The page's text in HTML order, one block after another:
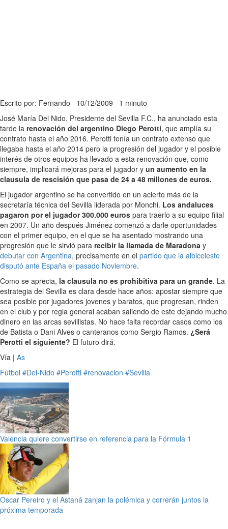
Escrito por: Fernando 10/12/2009 1 minuto
José María Del Nido, Presidente del Sevilla F.C., ha anunciado esta
tarde la renovación del argentino Diego Perotti, que amplía su
contrato hasta el año 2016. Perotti tenía un contrato extenso que
llegaba hasta el año 2014 pero la progresión del jugador y el posible
interés de otros equipos ha llevado a esta renovación que, como
siempre, implicará mejoras para el jugador y un aumento en la
clausula de rescisión que pasa de 24 a 48 millones de euros.
El jugador argentino se ha convertido en un acierto más de la
secretaría técnica del Sevilla liderada por Monchi. Los andaluces
pagaron por el jugador 300.000 euros para traerlo a su equipo filial
en 2007. Un año después Jiménez comenzó a darle oportunidades
con el primer equipo, en el que se ha asentado mostrando una
progresión que le sirvió para recibir la llamada de Maradona y
debutar con Argentina, precisamente en el partido que la albiceleste
disputó ante España el pasado Noviembre.
Como se aprecia, la clausula no es prohibitiva para un grande. La
estrategia del Sevilla es clara desde hace años: apostar siempre que
sea posible por jugadores jovenes y baratos, que progresan, rinden
en el club y por regla general acaban saliendo de este dejando mucho
dinero en las arcas sevillistas. No hace falta recordar casos como los
de Batista o Dani Alves o canteranos como Sergio Ramos. ¿Será
Perotti el siguiente? El futuro dirá.
Vía | As
Fútbol #Del-Nido #Perotti #renovacion #Sevilla
Valencia quiere convertirse en referencia para la Fórmula 1
Oscar Pereiro y el Astaná zanjan la polémica y correrán juntos la
próxima temporada